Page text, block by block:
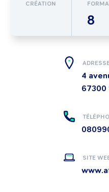
CRÉATION
8
ADRESSE
4
67300
SITE